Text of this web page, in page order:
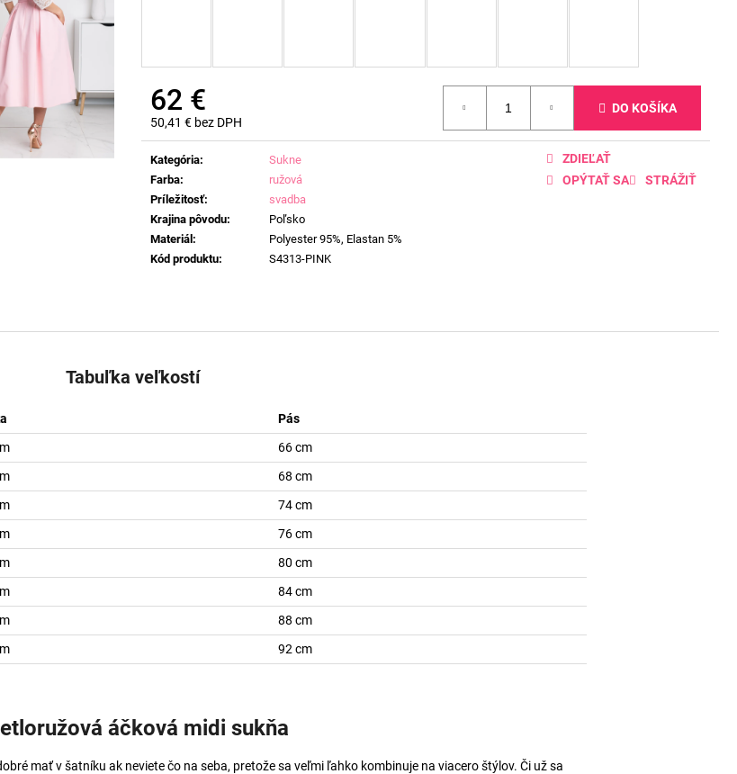
62 €
50,41 € bez DPH
Jednotková
cena:
DO KOŠÍKA
Kategória:
Sukne
Farba:
ružová
Príležitosť:
svadba
Krajina pôvodu:
Poľsko
Materiál:
Polyester 95%, Elastan 5%
Kód produktu: S4313-PINK
OPÝTAŤ SA STRÁŽIŤ
ZDIEĽAŤ
Tabuľka veľkostí
Pás
66 cm
68 cm
74 cm
76 cm
80 cm
84 cm
88 cm
92 cm
áčková midi sukňa
mať v šatníku ak neviete čo na seba, pretože sa veľmi ľahko kombinuje na viacero štýlov. Či už sa